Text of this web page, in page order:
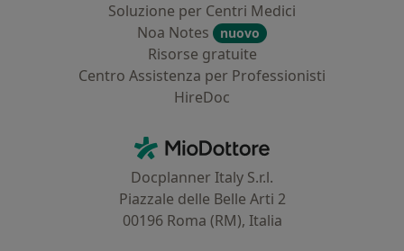
Soluzione per Centri Medici
Noa Notes
nuovo
Risorse gratuite
Centro Assistenza per Professionisti
HireDoc
MioDottore - Homepage
Docplanner Italy S.r.l.
Piazzale delle Belle Arti 2
00196 Roma (RM), Italia